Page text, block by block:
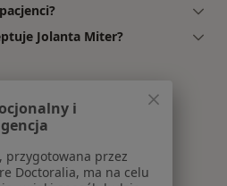
Jolanta Miter?
i
przygotowana przez
Doctoralia, ma na celu